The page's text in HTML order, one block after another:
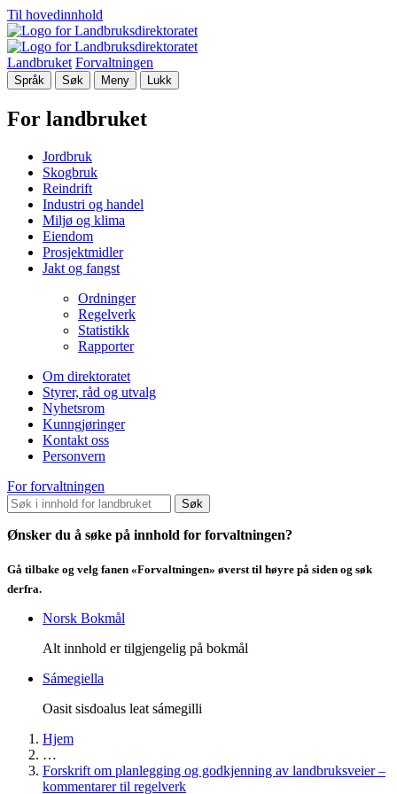
Til hovedinnhold
Landbruket Forvaltningen
Språk Søk Meny Lukk
For landbruket
Jordbruk
Skogbruk
Reindrift
Industri og handel
Miljø og klima
Eiendom
Prosjektmidler
Jakt og fangst
Ordninger
Regelverk
Statistikk
Rapporter
Om direktoratet
Styrer, råd og utvalg
Nyhetsrom
Kunngjøringer
Kontakt oss
Personvern
For forvaltningen
Søk
Ønsker du å søke på innhold for forvaltningen?
Gå tilbake og velg fanen «Forvaltningen» øverst til høyre på siden og søk
derfra.
Norsk Bokmål
Alt innhold er tilgjengelig på bokmål
Sámegiella
Oasit sisdoalus leat sámegilli
Hjem
…
Forskrift om planlegging og godkjenning av landbruksveier –
kommentarer til regelverk